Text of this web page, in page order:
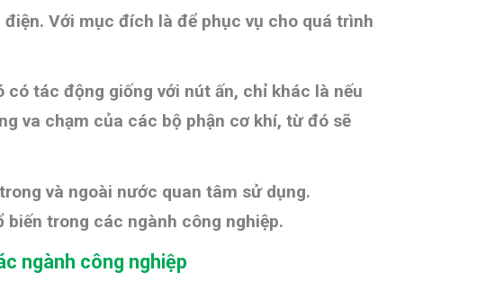
Với mục đích là để phục vụ cho quá trình
tác động giống với nút ấn, chỉ khác là nếu
va chạm của các bộ phận cơ khí, từ đó sẽ
và ngoài nước quan tâm sử dụng.
trong các ngành công nghiệp.
ngành công nghiệp